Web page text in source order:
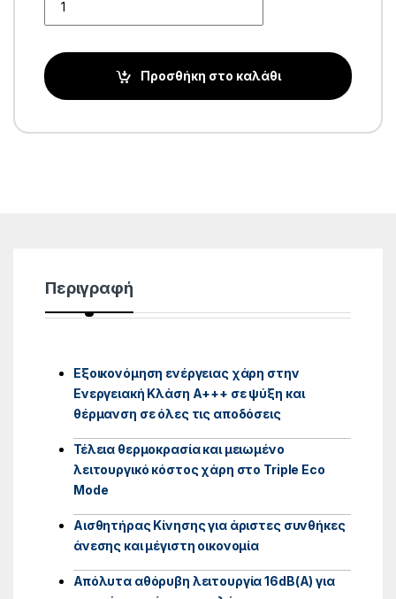
Προσθήκη στο καλάθι
Περιγραφή
Εξοικονόμηση ενέργειας χάρη στην
Ενεργειακή Κλάση Α+++ σε ψύξη και
θέρμανση σε όλες τις αποδόσεις
Τέλεια θερμοκρασία και μειωμένο
λειτουργικό κόστος χάρη στο Triple Eco
Mode
Αισθητήρας Κίνησης για άριστες συνθήκες
άνεσης και μέγιστη οικονομία
Απόλυτα αθόρυβη λειτουργία 16dB(A) για